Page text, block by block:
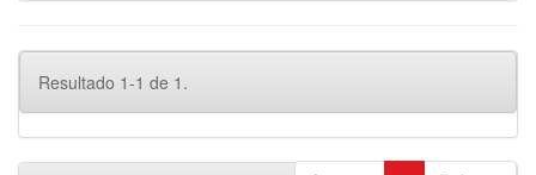
Resultado 1-1 de 1.